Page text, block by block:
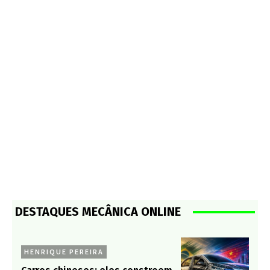
DESTAQUES MECÂNICA ONLINE
HENRIQUE PEREIRA